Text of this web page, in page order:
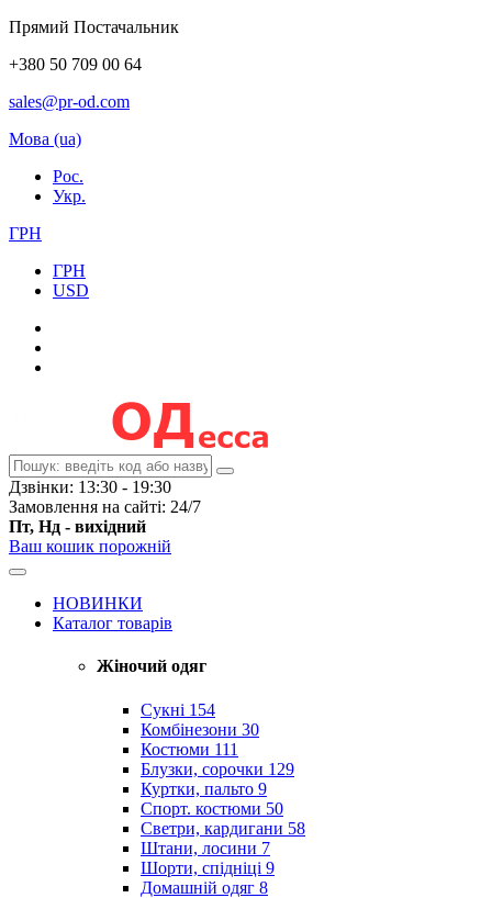
Прямий Постачальник
+380 50 709 00 64
sales@pr-od.com
Мова (ua)
Рос.
Укр.
ГРН
ГРН
USD
Дзвінки: 13:30 - 19:30
Замовлення на сайті: 24/7
Пт, Нд - вихідний
Ваш кошик порожній
НОВИНКИ
Каталог товарів
Жіночий одяг
Сукні 154
Комбінезони 30
Костюми 111
Блузки, сорочки 129
Куртки, пальто 9
Спорт. костюми 50
Светри, кардигани 58
Штани, лосини 7
Шорти, спідніці 9
Домашній одяг 8